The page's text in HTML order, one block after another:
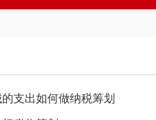
支出如何做纳税筹划